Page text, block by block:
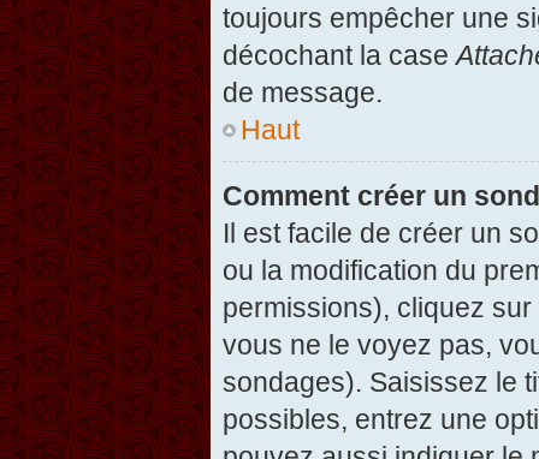
toujours empêcher une
décochant la case
de message.
Haut
Comment créer un
Il est facile de créer un
ou la modification du
permissions), cliquez sur
vous ne le voyez pas,
sondages). Saisissez le
possibles, entrez une